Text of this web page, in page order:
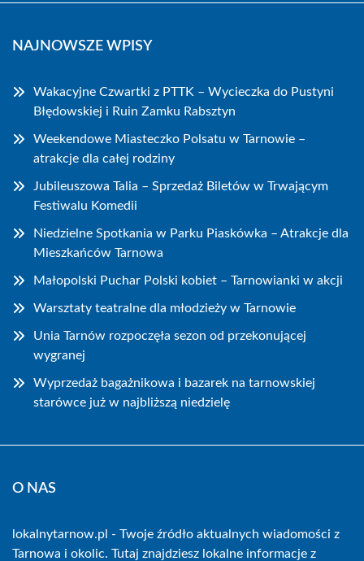
NAJNOWSZE WPISY
Wakacyjne Czwartki z PTTK – Wycieczka do Pustyni
Błędowskiej i Ruin Zamku Rabsztyn
Weekendowe Miasteczko Polsatu w Tarnowie –
atrakcje dla całej rodziny
Jubileuszowa Talia – Sprzedaż Biletów w Trwającym
Festiwalu Komedii
Niedzielne Spotkania w Parku Piaskówka – Atrakcje dla
Mieszkańców Tarnowa
Małopolski Puchar Polski kobiet – Tarnowianki w akcji
Warsztaty teatralne dla młodzieży w Tarnowie
Unia Tarnów rozpoczęła sezon od przekonującej
wygranej
Wyprzedaż bagażnikowa i bazarek na tarnowskiej
starówce już w najbliższą niedzielę
O NAS
lokalnytarnow.pl - Twoje źródło aktualnych wiadomości z
Tarnowa i okolic. Tutaj znajdziesz lokalne informacje z